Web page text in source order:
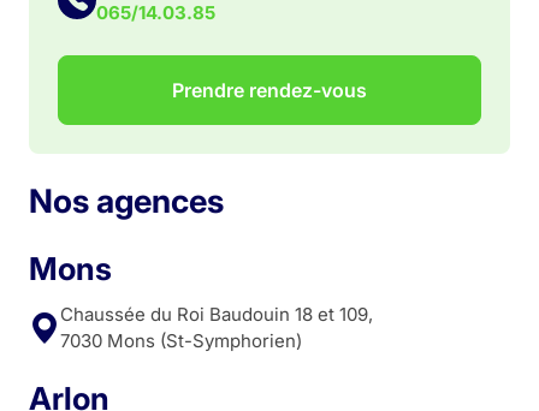
065/14.03.85
Prendre rendez-vous
Nos agences
Mons
Chaussée du Roi Baudouin 18 et 109,
7030 Mons (St-Symphorien)
Arlon